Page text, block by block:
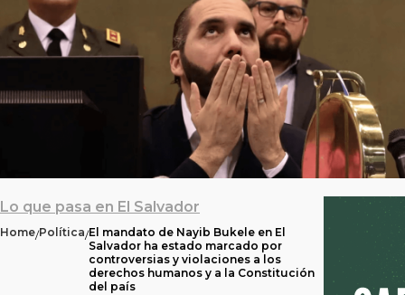
Lo que pasa en El Salvador
Home/Política/El mandato de Nayib Bukele en El
Salvador ha estado marcado por
controversias y violaciones a los
derechos humanos y a la Constitución
del país